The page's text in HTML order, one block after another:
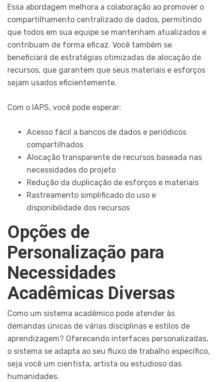
Essa abordagem melhora a colaboração ao promover o
compartilhamento centralizado de dados, permitindo
que todos em sua equipe se mantenham atualizados e
contribuam de forma eficaz. Você também se
beneficiará de estratégias otimizadas de alocação de
recursos, que garantem que seus materiais e esforços
sejam usados eficientemente.
Com o IAPS, você pode esperar:
Acesso fácil a bancos de dados e periódicos
compartilhados
Alocação transparente de recursos baseada nas
necessidades do projeto
Redução da duplicação de esforços e materiais
Rastreamento simplificado do uso e
disponibilidade dos recursos
Opções de
Personalização para
Necessidades
Acadêmicas Diversas
Como um sistema acadêmico pode atender às
demandas únicas de várias disciplinas e estilos de
aprendizagem? Oferecendo interfaces personalizadas,
o sistema se adapta ao seu fluxo de trabalho específico,
seja você um cientista, artista ou estudioso das
humanidades.